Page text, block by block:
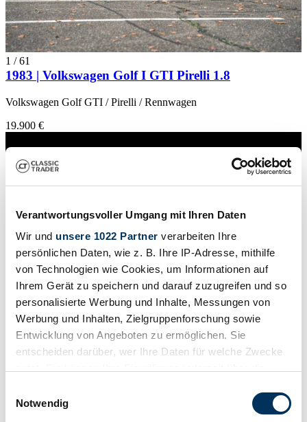
Verantwortungsvoller Umgang mit Ihren Daten
Wir und unsere 1022 Partner verarbeiten Ihre
persönlichen Daten, wie z. B. Ihre IP-Adresse, mithilfe
von Technologien wie Cookies, um Informationen auf
Ihrem Gerät zu speichern und darauf zuzugreifen und so
personalisierte Werbung und Inhalte, Messungen von
Werbung und Inhalten, Zielgruppenforschung sowie
Entwicklung von Angeboten zu ermöglichen. Sie
entscheiden darüber, wer Ihre Daten für welche Zwecke
Trigger Symbol ändern oder widerrufen
Notwendig
1 /61
1983 | Volkswagen Golf I GTI Pirelli 1.8
Volkswagen Golf GTI / Pirelli / Rennwagen
19.900 €
Baureihe
Karosserieform
Limousine (3-Türen)